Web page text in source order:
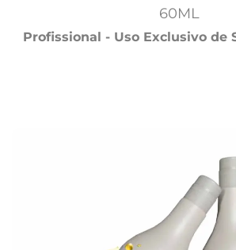
60ML
Profissional - Uso Exclusivo de